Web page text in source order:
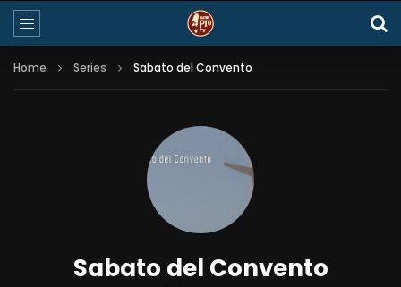
Home Series Sabato del Convento
Sabato del Convento